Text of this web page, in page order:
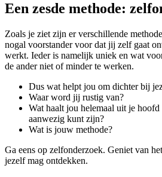
Een zesde methode:
Zoals je ziet zijn er verschillende
nogal voorstander voor dat jij zelf gaat
werkt. Ieder is namelijk uniek en wat
de ander niet of minder te werken.
Dus wat helpt jou om dichter bij
Waar word jij rustig van?
Wat haalt jou helemaal uit je hoofd
aanwezig kunt zijn?
Wat is jouw methode?
Ga eens op zelfonderzoek. Geniet van
jezelf mag ontdekken.